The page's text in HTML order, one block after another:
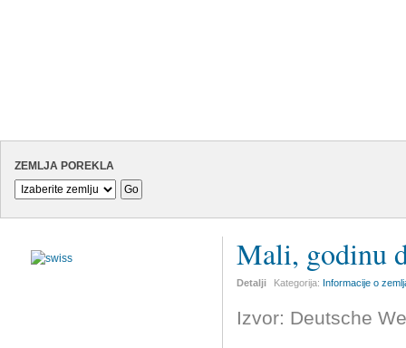
ZEMLJA POREKLA
Mali, godinu
Detalji Kategorija: Informacije o
Izvor: Deutsche